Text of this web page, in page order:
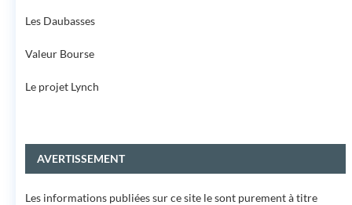
Les Daubasses
Valeur Bourse
Le projet Lynch
AVERTISSEMENT
Les informations publiées sur ce site le sont purement à titre